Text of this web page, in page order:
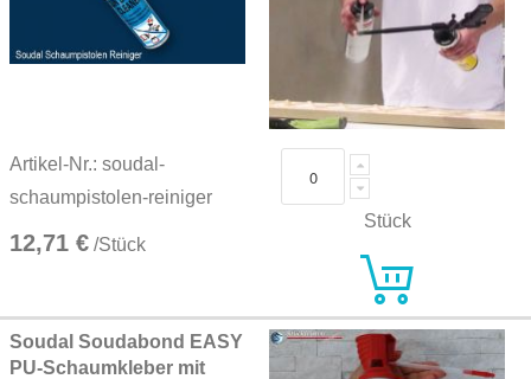
Artikel-Nr.: soudal-
schaumpistolen-reiniger
12,71 € /Stück
Stück
Soudal Soudabond EASY
PU-Schaumkleber mit